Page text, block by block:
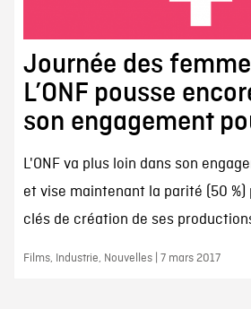
Journée des
L’ONF pousse
son engagement
L'ONF va plus loin dans son
et vise maintenant la parité (50 %)
clés de création de ses
Films, Industrie, Nouvelles | 7 mars 2017